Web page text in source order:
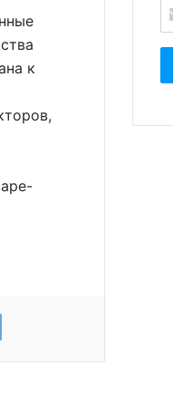
к